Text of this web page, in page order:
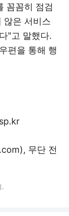
꼼꼼히 점검
않은 서비스
"고 말했다.
편을 통해 행
무단 전
.